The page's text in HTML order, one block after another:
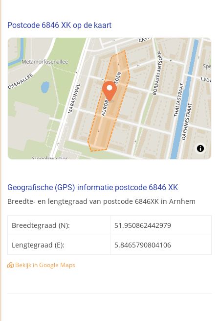
Postcode 6846 XK op de kaart
Geografische (GPS) informatie postcode 6846 XK
Breedte- en lengtegraad van postcode 6846XK in Arnhem
Breedtegraad (N): 51.950862442979
Lengtegraad (E): 5.8465790804106
Bekijk in Google Maps